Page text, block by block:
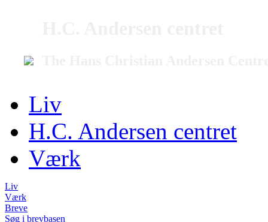
Liv
H.C. Andersen centret
Værk
Liv
Værk
Breve
Søg i brevbasen